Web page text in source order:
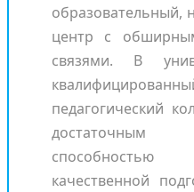
образовательный,
центр с
связями. В
педагогический
достаточным
качественной